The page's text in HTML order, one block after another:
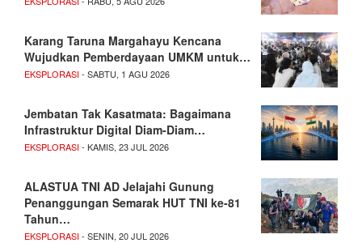
Karang Taruna Margahayu Kencana
Wujudkan Pemberdayaan UMKM untuk…
EKSPLORASI- SABTU, 1 AGU 2026
Jembatan Tak Kasatmata: Bagaimana
Infrastruktur Digital Diam-Diam…
EKSPLORASI- KAMIS, 23 JUL 2026
ALASTUA TNI AD Jelajahi Gunung
Penanggungan Semarak HUT TNI ke-81
Tahun…
EKSPLORASI- SENIN, 20 JUL 2026